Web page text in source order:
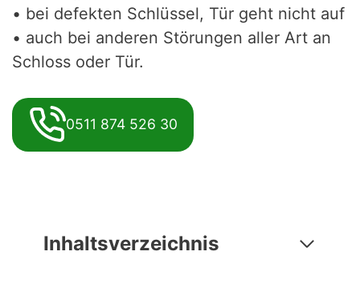
• bei defekten Schlüssel, Tür geht nicht auf
• auch bei anderen Störungen aller Art an
Schloss oder Tür.
0511 874 526 30
Inhaltsverzeichnis